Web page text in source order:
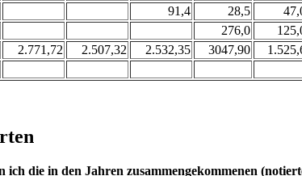
91,4 28,5
276,0
2.771,72 2.507,32 2.532,35 3047,90
die in den Jahren zusammengekommenen